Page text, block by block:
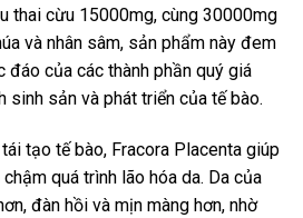
thai cừu 15000mg, cùng 30000mg
và nhân sâm, sản phẩm này đem
của các thành phần quý giá
sinh sản và phát triển của tế bào.
tạo tế bào, Fracora Placenta giúp
quá trình lão hóa da. Da của
đàn hồi và mịn màng hơn, nhờ